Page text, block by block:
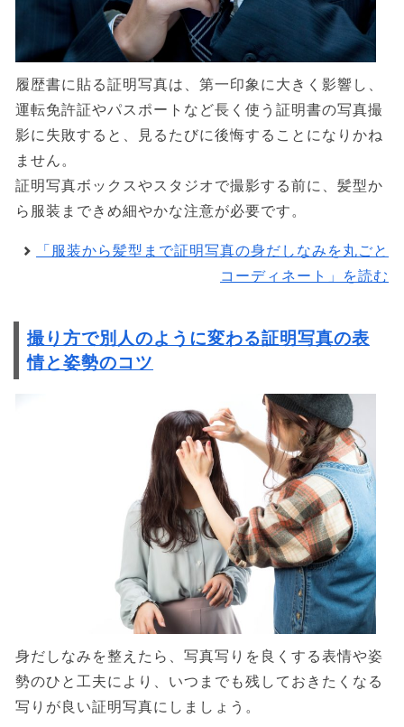
履歴書に貼る証明写真は、第一印象に大きく影響し、
運転免許証やパスポートなど長く使う証明書の写真撮
影に失敗すると、見るたびに後悔することになりかね
ません。
証明写真ボックスやスタジオで撮影する前に、髪型か
ら服装まできめ細やかな注意が必要です。
「服装から髪型まで証明写真の身だしなみを丸ごと
コーディネート」を読む
撮り方で別人のように変わる証明写真の表
情と姿勢のコツ
身だしなみを整えたら、写真写りを良くする表情や姿
勢のひと工夫により、いつまでも残しておきたくなる
写りが良い証明写真にしましょう。